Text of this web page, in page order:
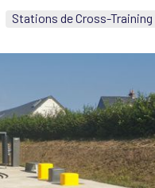
Stations de Cross-Training